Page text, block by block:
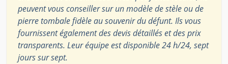
peuvent vous conseiller sur un modèle de stèle ou de
pierre tombale fidèle au souvenir du défunt. Ils vous
fournissent également des devis détaillés et des prix
transparents. Leur équipe est disponible 24 h/24, sept
jours sur sept.